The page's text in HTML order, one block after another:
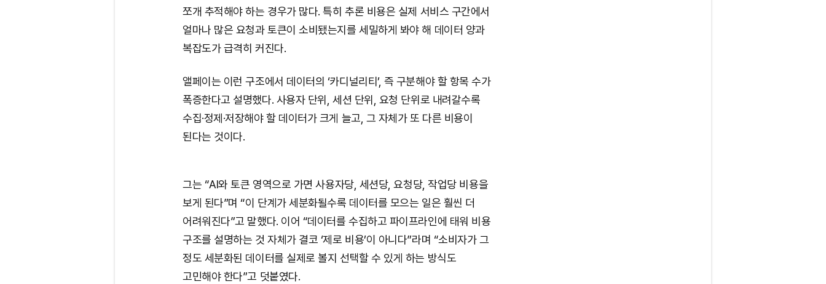
쪼개 추적해야 하는 경우가 많다. 특히 추론 비용은 실제 서비스 구간에서
얼마나 많은 요청과 토큰이 소비됐는지를 세밀하게 봐야 해 데이터 양과
복잡도가 급격히 커진다.
앨페이는 이런 구조에서 데이터의 ‘카디널리티’, 즉 구분해야 할 항목 수가
폭증한다고 설명했다. 사용자 단위, 세션 단위, 요청 단위로 내려갈수록
수집·정제·저장해야 할 데이터가 크게 늘고, 그 자체가 또 다른 비용이
된다는 것이다.
그는 “AI와 토큰 영역으로 가면 사용자당, 세션당, 요청당, 작업당 비용을
보게 된다”며 “이 단계가 세분화될수록 데이터를 모으는 일은 훨씬 더
어려워진다”고 말했다. 이어 “데이터를 수집하고 파이프라인에 태워 비용
구조를 설명하는 것 자체가 결코 ‘제로 비용’이 아니다”라며 “소비자가 그
정도 세분화된 데이터를 실제로 볼지 선택할 수 있게 하는 방식도
고민해야 한다”고 덧붙였다.